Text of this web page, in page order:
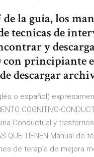
la guía, los
tecnicas de
y
con principiante
descargar
o español)
COGNITIVO-
Conductual y
QUE TIENEN Manual
de terapia de mejora